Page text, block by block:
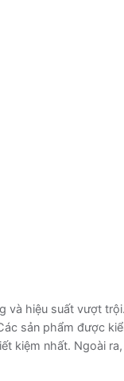
hiệu suất vượt
sản phẩm được
kiệm nhất. Ngoài